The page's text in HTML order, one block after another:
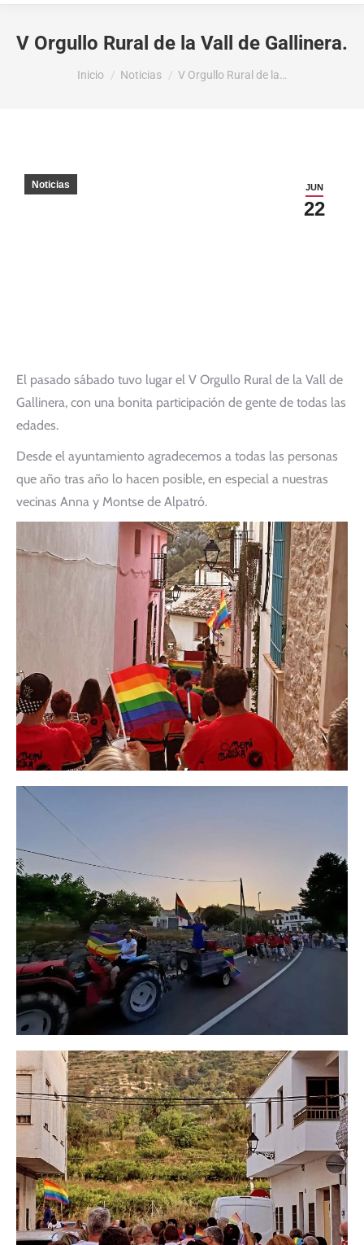
V Orgullo Rural de la Vall de Gallinera.
Estás aquí:
Inicio Noticias V Orgullo Rural de la…
JUN
22
Noticias
El pasado sábado tuvo lugar el V Orgullo Rural de la Vall de
Gallinera, con una bonita participación de gente de todas las
edades.
Desde el ayuntamiento agradecemos a todas las personas
que año tras año lo hacen posible, en especial a nuestras
vecinas Anna y Montse de Alpatró.